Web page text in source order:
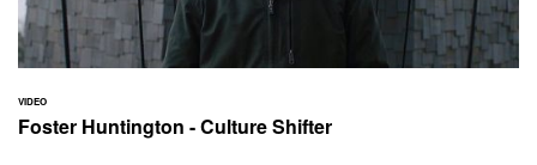
VIDEO
Foster Huntington - Culture Shifter